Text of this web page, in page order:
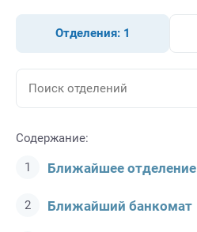
Отделения: 1
Содержание:
Ближайшее отделение
Ближайший банкомат